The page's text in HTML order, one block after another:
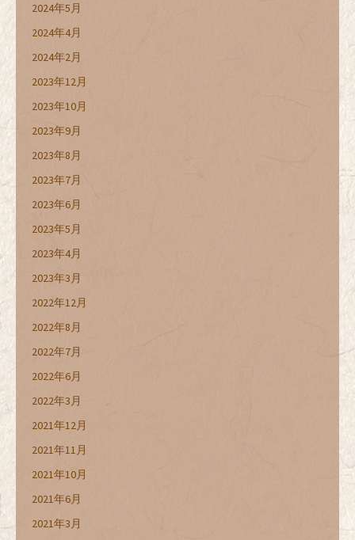
2024年5月
2024年4月
2024年2月
2023年12月
2023年10月
2023年9月
2023年8月
2023年7月
2023年6月
2023年5月
2023年4月
2023年3月
2022年12月
2022年8月
2022年7月
2022年6月
2022年3月
2021年12月
2021年11月
2021年10月
2021年6月
2021年3月